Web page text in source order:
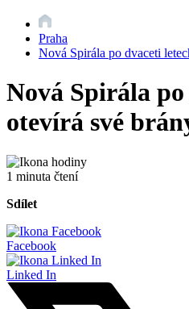
Praha
Nová Spirála po dvaceti
Nová Spirála
otevírá své
1 minuta čtení
Sdílet
Facebook
Linked In